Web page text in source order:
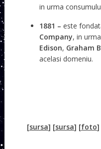
in urma
1881 – este
Company, in
Edison, Graham
acelasi domeniu.
[sursa] [sursa] [foto]